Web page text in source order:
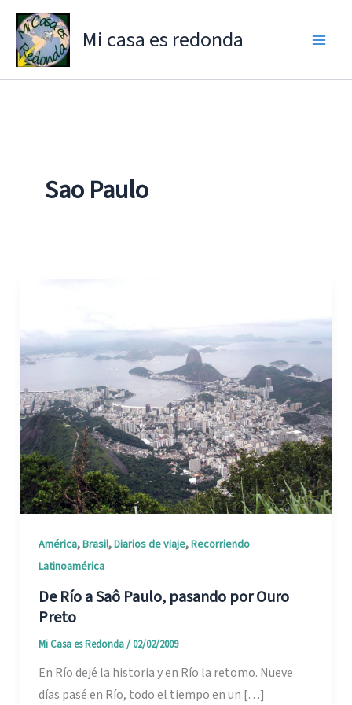
contenido
Mi casa es redonda
Sao Paulo
América,Brasil,Diarios de viaje,Recorriendo
Latinoamérica
De Río a Saô Paulo, pasando por Ouro
Preto
Mi Casa es Redonda/ 02/02/2009
En Río dejé la historia y en Río la retomo. Nueve
días pasé en Río, todo el tiempo en un […]